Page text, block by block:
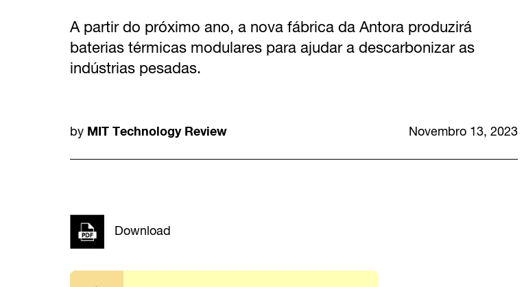
A partir do próximo ano, a nova fábrica da Antora produzirá
baterias térmicas modulares para ajudar a descarbonizar as
indústrias pesadas.
by MIT Technology Review Novembro 13, 2023
Download